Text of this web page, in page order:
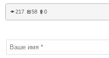
217 58 0